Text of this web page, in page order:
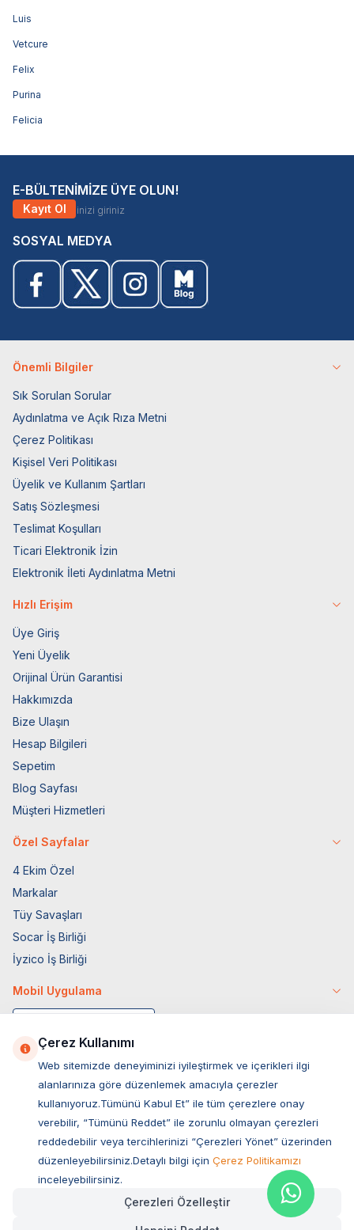
Luis
Vetcure
Felix
Purina
Felicia
E-BÜLTENİMİZE ÜYE OLUN!
Kayıt Ol
SOSYAL MEDYA
Önemli Bilgiler
Sık Sorulan Sorular
Aydınlatma ve Açık Rıza Metni
Çerez Politikası
Kişisel Veri Politikası
Üyelik ve Kullanım Şartları
Satış Sözleşmesi
Teslimat Koşulları
Ticari Elektronik İzin
Elektronik İleti Aydınlatma Metni
Hızlı Erişim
Üye Giriş
Yeni Üyelik
Orijinal Ürün Garantisi
Hakkımızda
Bize Ulaşın
Hesap Bilgileri
Sepetim
Blog Sayfası
Müşteri Hizmetleri
Özel Sayfalar
4 Ekim Özel
Markalar
Tüy Savaşları
Socar İş Birliği
İyzico İş Birliği
Mobil Uygulama
Müşteri Hizmetleri
Sıkça Sorulan Sorular
Çerez Kullanımı
Web sitemizde deneyiminizi iyileştirmek ve içerikleri ilgi
alanlarınıza göre düzenlemek amacıyla çerezler
kullanıyoruz.Tümünü Kabul Et” ile tüm çerezlere onay
verebilir, “Tümünü Reddet” ile zorunlu olmayan çerezleri
reddedebilir veya tercihlerinizi “Çerezleri Yönet” üzerinden
düzenleyebilirsiniz.Detaylı bilgi için Çerez Politikamızı
inceleyebilirsiniz.
Çerezleri Özelleştir